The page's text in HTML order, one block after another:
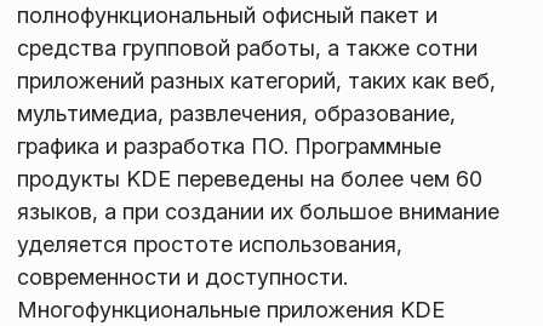
полнофункциональный офисный пакет и
средства групповой работы, а также сотни
приложений разных категорий, таких как веб,
мультимедиа, развлечения, образование,
графика и разработка ПО. Программные
продукты KDE переведены на более чем 60
языков, а при создании их большое внимание
уделяется простоте использования,
современности и доступности.
Многофункциональные приложения KDE